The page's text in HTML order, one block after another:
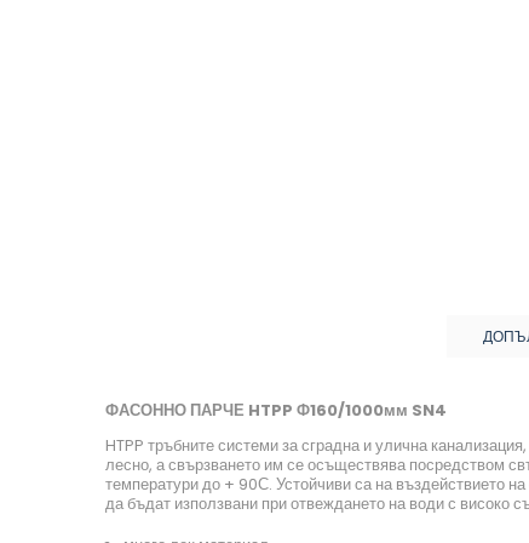
ФАСОННО ПАРЧЕ HTPP Ф160/1000мм SN4
HTPP тръбните системи за сградна и улична
лесно, а свързването им се осъществява посредством
температури до + 90С. Устойчиви са на въздействието
да бъдат използвани при отвеждането на води с високо